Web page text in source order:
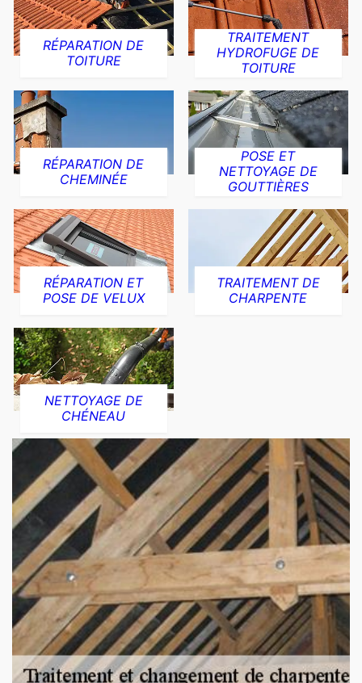
RÉPARATION DE
TOITURE
TRAITEMENT
HYDROFUGE DE
TOITURE
RÉPARATION DE
CHEMINÉE
POSE ET
NETTOYAGE DE
GOUTTIÈRES
RÉPARATION ET
POSE DE VELUX
TRAITEMENT DE
CHARPENTE
NETTOYAGE DE
CHÉNEAU